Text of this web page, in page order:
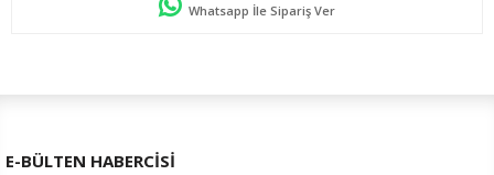
Whatsapp İle Sipariş Ver
E-BÜLTEN HABERCİSİ